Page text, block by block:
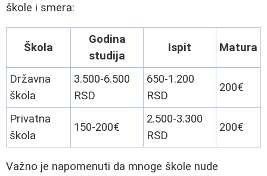
škole i smera:
Škola
Godina
studija
Ispit Matura
Državna
škola
3.500-6.500
RSD
650-1.200
RSD
200€
Privatna
škola
150-200€
2.500-3.300
RSD
200€
Važno je napomenuti da mnoge škole nude